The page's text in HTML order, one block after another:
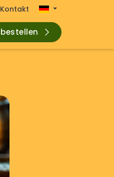
Kontakt